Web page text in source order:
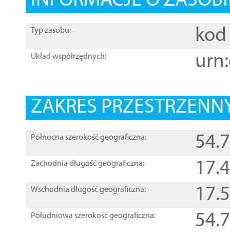
Typ zasobu: kod
Układ współrzędnych:
ZAKRES
Północna szerokość geograficzna:
Zachodnia długość geograficzna:
Wschodnia długość geograficzna:
Południowa szerokość geograficzna: